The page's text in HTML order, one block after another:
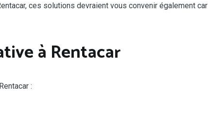
ces solutions devraient vous convenir également car
à Rentacar
: